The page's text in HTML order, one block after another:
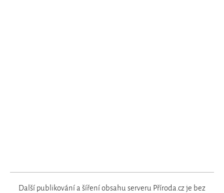
Další publikování a šíření obsahu serveru Příroda.cz je bez